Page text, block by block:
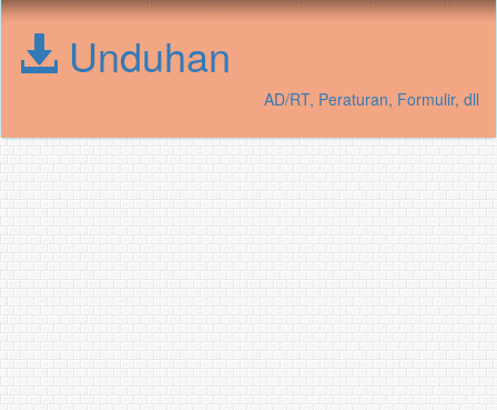
Unduhan
AD/RT, Peraturan, Formulir, dll